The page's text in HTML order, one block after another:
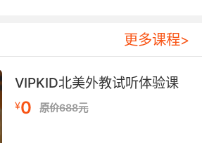
理解的时间期限
一直在玩耍，那么家长就可以
期限，20分钟可以设置闹钟告
去学习了。这样孩子在自己的
更多课程>
VIPKID北美外教试听体验课
¥0 原价688元